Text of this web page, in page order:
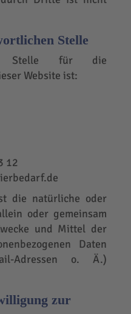
Stelle
Stelle für die
Website ist:
12
die natürliche oder
oder gemeinsam
und Mittel der
Daten
Adressen o. Ä.)
zur